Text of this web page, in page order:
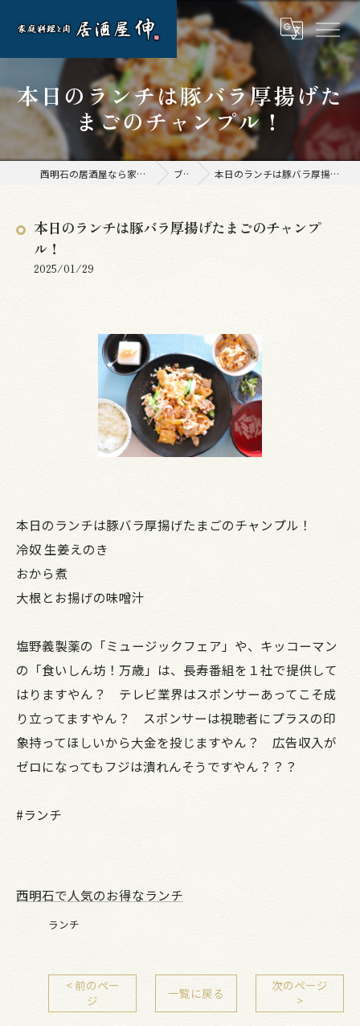
本日のランチは豚バラ厚揚げた
まごのチャンプル！
西明石の居酒屋なら家庭料理と肉 居酒屋 伸 ブログ 本日のランチは豚バラ厚揚げたまごのチャンプル！
本日のランチは豚バラ厚揚げたまごのチャンプ
ル！
2025/01/29
本日のランチは豚バラ厚揚げたまごのチャンプル！
冷奴 生姜えのき
おから煮
大根とお揚げの味噌汁
塩野義製薬の「ミュージックフェア」や、キッコーマン
の「食いしん坊！万歳」は、長寿番組を１社で提供して
はりますやん？ テレビ業界はスポンサーあってこそ成
り立ってますやん？ スポンサーは視聴者にプラスの印
象持ってほしいから大金を投じますやん？ 広告収入が
ゼロになってもフジは潰れんそうですやん？？？
#ランチ
西明石で人気のお得なランチ
ランチ
< 前のペー
ジ
一覧に戻る
次のページ
>